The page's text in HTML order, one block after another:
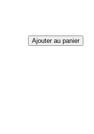
Ajouter au panier